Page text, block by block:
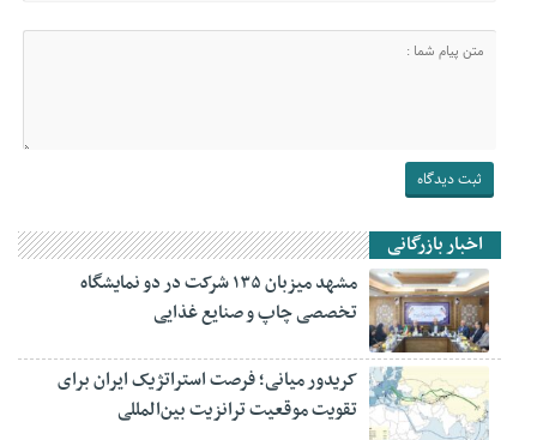
اخبار بازرگانی
مشهد میزبان ۱۳۵ شرکت در دو نمایشگاه
تخصصی چاپ و صنایع غذایی
کریدور میانی؛ فرصت استراتژیک ایران برای
تقویت موقعیت ترانزیت بین‌المللی